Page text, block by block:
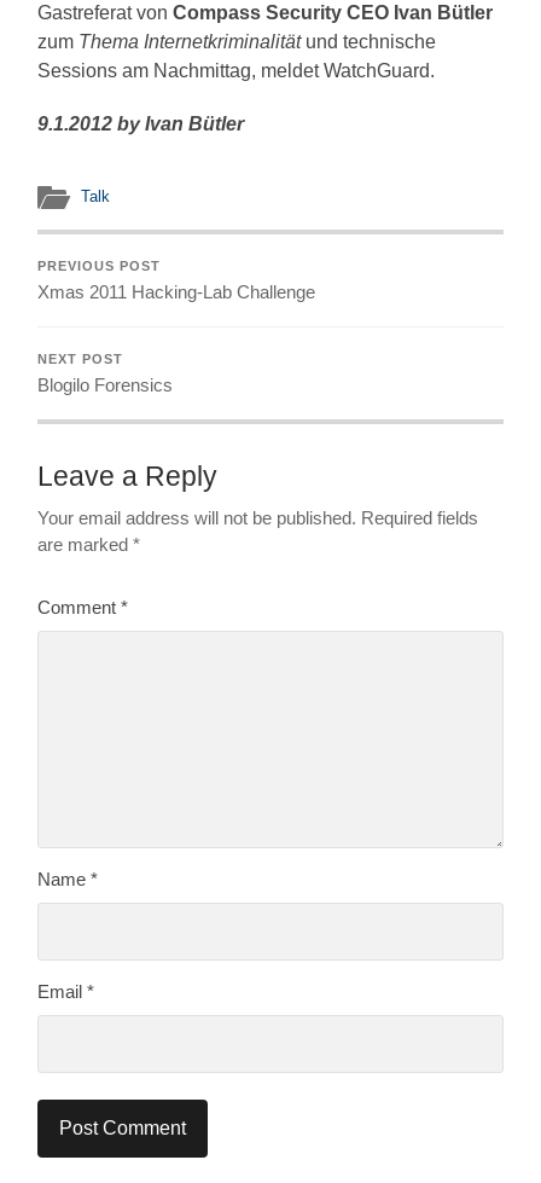
Gastreferat vonCompass Security CEO Ivan Bütler
zum Thema Internetkriminalitätund technische
Sessions am Nachmittag, meldet WatchGuard.
9.1.2012 by Ivan Bütler
Talk
PREVIOUS POST
Xmas 2011 Hacking-Lab Challenge
NEXT POST
Blogilo Forensics
Leave a Reply
Your email address will not be published. Required fields
are marked*
Comment*
Name*
Email*